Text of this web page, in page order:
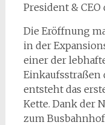
President & CEO
Die Eröffnung
in der
einer der
Einkaufsstraßen
entsteht das
Kette. Dank der
zum